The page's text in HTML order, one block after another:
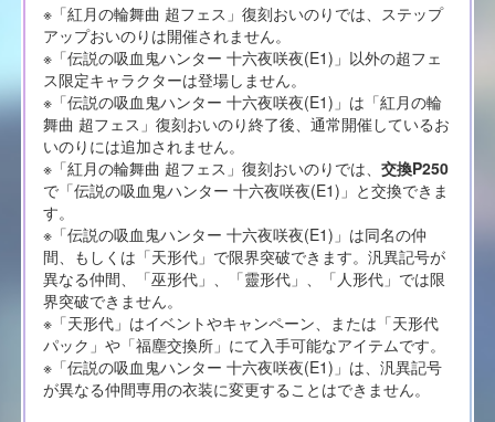
※「紅月の輪舞曲 超フェス」復刻おいのりでは、ステップ
アップおいのりは開催されません。
※「伝説の吸血鬼ハンター 十六夜咲夜(E1)」以外の超フェ
ス限定キャラクターは登場しません。
※「伝説の吸血鬼ハンター 十六夜咲夜(E1)」は「紅月の輪
舞曲 超フェス」復刻おいのり終了後、通常開催しているお
いのりには追加されません。
※「紅月の輪舞曲 超フェス」復刻おいのりでは、 交換P250
で「伝説の吸血鬼ハンター 十六夜咲夜(E1)」と交換できま
す。
※「伝説の吸血鬼ハンター 十六夜咲夜(E1)」は同名の仲
間、もしくは「天形代」で限界突破できます。汎異記号が
異なる仲間、「巫形代」、「靈形代」、「人形代」では限
界突破できません。
※「天形代」はイベントやキャンペーン、または「天形代
パック」や「福塵交換所」にて入手可能なアイテムです。
※「伝説の吸血鬼ハンター 十六夜咲夜(E1)」は、汎異記号
が異なる仲間専用の衣装に変更することはできません。